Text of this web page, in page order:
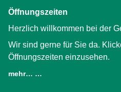
Öffnungszeiten
Herzlich willkommen bei der
Wir sind gerne für Sie da.
Öffnungszeiten einzusehen.
mehr… …